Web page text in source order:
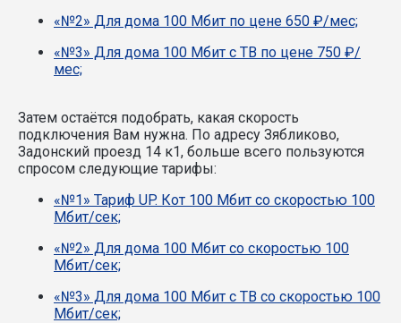
«№2» Для дома 100 Мбит по цене 650 ₽/мес;
«№3» Для дома 100 Мбит с ТВ по цене 750 ₽/
мес;
Затем остаётся подобрать, какая скорость
подключения Вам нужна. По адресу Зябликово,
Задонский проезд 14 к1, больше всего пользуются
спросом следующие тарифы:
«№1» Тариф UP. Кот 100 Мбит со скоростью 100
Мбит/сек;
«№2» Для дома 100 Мбит со скоростью 100
Мбит/сек;
«№3» Для дома 100 Мбит с ТВ со скоростью 100
Мбит/сек;